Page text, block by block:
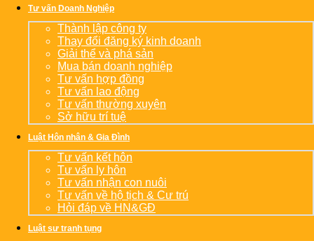
Tư vấn Doanh Nghiệp
Thành lập công ty
Thay đổi đăng ký kinh doanh
Giải thể và phá sản
Mua bán doanh nghiệp
Tư vấn hợp đồng
Tư vấn lao động
Tư vấn thường xuyên
Sở hữu trí tuệ
Luật Hôn nhân & Gia Đình
Tư vấn kết hôn
Tư vấn ly hôn
Tư vấn nhận con nuôi
Tư vấn về hộ tịch & Cư trú
Hỏi đáp về HN&GĐ
Luật sư tranh tụng